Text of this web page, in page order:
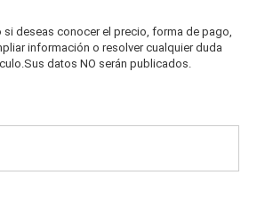
si deseas conocer el precio, forma de pago,
información o resolver cualquier duda
datos NO serán publicados.